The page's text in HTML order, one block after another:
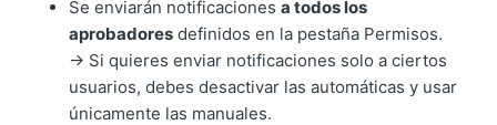
Se enviarán notificacionesa todos los
aprobadores definidos en la pestaña Permisos.
→ Si quieres enviar notificaciones solo a ciertos
usuarios, debes desactivar las automáticas y usar
únicamente las manuales.